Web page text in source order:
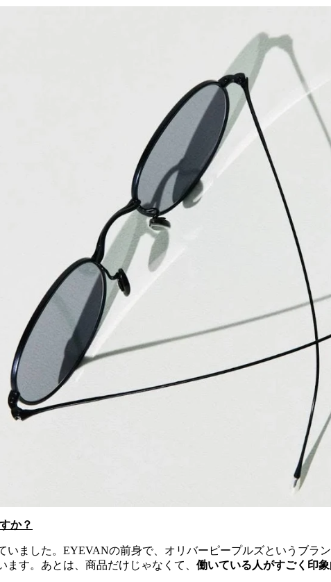
か？
いました。EYEVANの前身で、オリバーピープルズというブ
す。あとは、商品だけじゃなくて、 働いている人がすごく印